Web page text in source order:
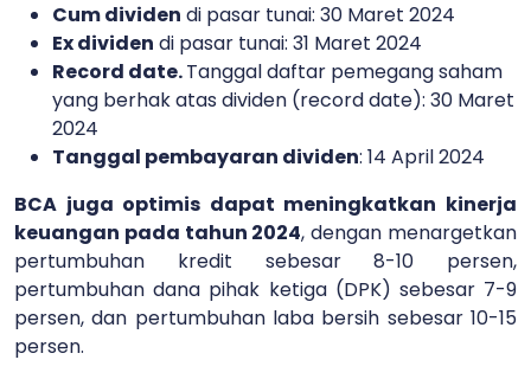
Cum dividen di pasar tunai: 30 Maret 2024
Ex dividen di pasar tunai: 31 Maret 2024
Record date.Tanggal daftar pemegang saham
yang berhak atas dividen (record date): 30 Maret
2024
Tanggal pembayaran dividen: 14 April 2024
BCA juga optimis dapat meningkatkan kinerja
keuangan pada tahun 2024, dengan menargetkan
pertumbuhan kredit sebesar 8-10 persen,
pertumbuhan dana pihak ketiga (DPK) sebesar 7-9
persen, dan pertumbuhan laba bersih sebesar 10-15
persen.